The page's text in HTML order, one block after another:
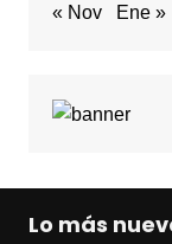
« Nov Ene »
Lo más